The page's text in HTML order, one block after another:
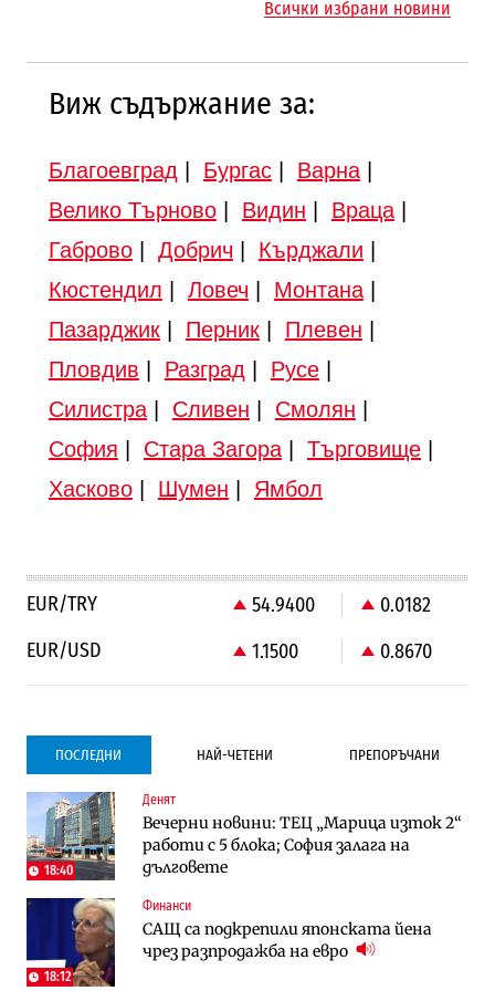
Всички избрани новини
Виж съдържание за:
Благоевград Бургас| Варна|
Велико Търново| Видин Враца|
Габрово| Добрич Кърджали
Кюстендил
Ловеч Монтана|
Пазарджик| Перник| Плевен
Пловдив
Разград Русе|
Силистра| Сливен Смолян
София
Стара Загора| Търговище|
Хасково| Шумен Ямбол
EUR/TRY 54.9400
0.0182
EUR/USD
1.1500 0.8670
ПОСЛЕДНИ НАЙ-ЧЕТЕНИ ПРЕПОРЪЧАНИ
18:40
Денят
Вечерни новини: ТЕЦ „Марица изток 2“
работи с 5 блока; София залага на
дълговете
18:12
Финанси
САЩ са подкрепили японската йена
чрез разпродажба на евро
Градоустройство
Столична община избра изпълнител за
преместването на трамвайното
трасе по бул. „Скобелев“
Компании
Vivacom предлага над 150 устройства с
90% отстъпка през август
Компании
Vivacom предлага над 150 устройства с
90% отстъпка през август
To:know
Последни дни с обозначаване на цените
в лева: Какво предстои?